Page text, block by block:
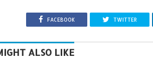
FACEBOOK TWITTER
ALSO LIKE